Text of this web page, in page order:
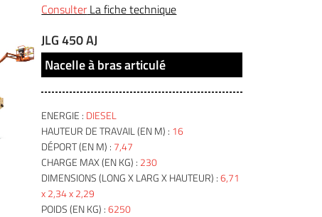
ConsulterLa fiche technique
JLG 450 AJ
Nacelle à bras articulé
ENERGIE : DIESEL
HAUTEUR DE TRAVAIL (EN M) : 16
DÉPORT (EN M) : 7,47
CHARGE MAX (EN KG) : 230
DIMENSIONS (LONG X LARG X HAUTEUR) :6,71
x 2,34 x 2,29
POIDS (EN KG) :6250